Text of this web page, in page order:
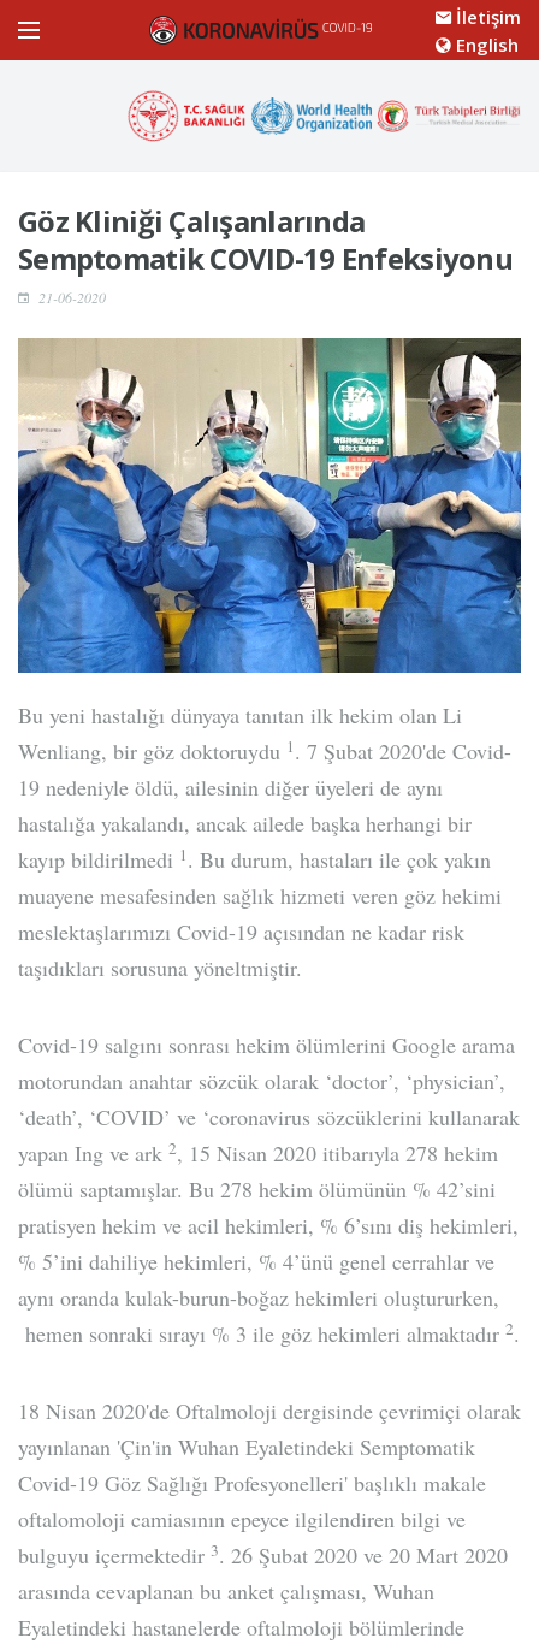
İletişim
English
Göz Kliniği Çalışanlarında
Semptomatik COVID-19 Enfeksiyonu
21-06-2020
Bu yeni hastalığı dünyaya tanıtan ilk hekim olan Li
Wenliang, bir göz doktoruydu 1. 7 Şubat 2020'de Covid-
19 nedeniyle öldü, ailesinin diğer üyeleri de aynı
hastalığa yakalandı, ancak ailede başka herhangi bir
kayıp bildirilmedi 1. Bu durum, hastaları ile çok yakın
muayene mesafesinden sağlık hizmeti veren göz hekimi
meslektaşlarımızı Covid-19 açısından ne kadar risk
taşıdıkları sorusuna yöneltmiştir.
Covid-19 salgını sonrası hekim ölümlerini Google arama
motorundan anahtar sözcük olarak ‘doctor’, ‘physician’,
‘death’, ‘COVID’ ve ‘coronavirus sözcüklerini kullanarak
yapan Ing ve ark 2, 15 Nisan 2020 itibarıyla 278 hekim
ölümü saptamışlar. Bu 278 hekim ölümünün % 42’sini
pratisyen hekim ve acil hekimleri, % 6’sını diş hekimleri,
% 5’ini dahiliye hekimleri, % 4’ünü genel cerrahlar ve
aynı oranda kulak-burun-boğaz hekimleri oluştururken,
hemen sonraki sırayı % 3 ile göz hekimleri almaktadır 2.
18 Nisan 2020'de Oftalmoloji dergisinde çevrimiçi olarak
yayınlanan 'Çin'in Wuhan Eyaletindeki Semptomatik
Covid-19 Göz Sağlığı Profesyonelleri' başlıklı makale
oftalomoloji camiasının epeyce ilgilendiren bilgi ve
bulguyu içermektedir 3. 26 Şubat 2020 ve 20 Mart 2020
arasında cevaplanan bu anket çalışması, Wuhan
Eyaletindeki hastanelerde oftalmoloji bölümlerinde